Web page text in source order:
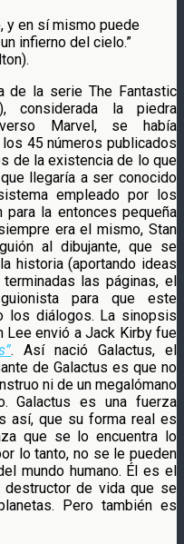
y en sí mismo puede
infierno del cielo.”
de la serie The Fantastic
considerada la piedra
Marvel, se había
45 números publicados
de la existencia de lo que
llegaría a ser conocido
empleado por los
para la entonces pequeña
era el mismo, Stan
al dibujante, que se
historia (aportando ideas
las páginas, el
para que este
los diálogos. La sinopsis
Lee envió a Jack Kirby fue
. Así nació Galactus, el
de Galactus es que no
ni de un megalómano
Galactus es una fuerza
así, que su forma real es
que se lo encuentra lo
lo tanto, no se le pueden
mundo humano. Él es el
de vida que se
Pero también es